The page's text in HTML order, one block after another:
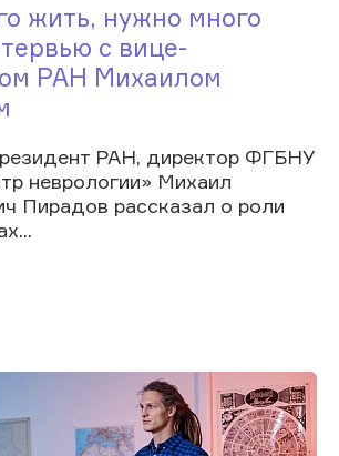
жить, нужно много
с вице-
РАН Михаилом
РАН, директор ФГБНУ
неврологии» Михаил
Пирадов рассказал о роли